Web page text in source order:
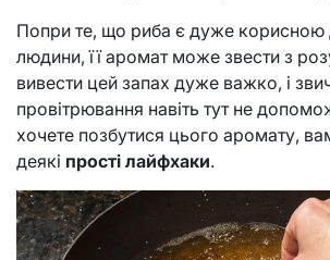
Попри те, що риба є дуже корисною
людини, її аромат може звести з
вивести цей запах дуже важко, і
провітрювання навіть тут не
хочете позбутися цього аромату,
деякі прості лайфхаки.